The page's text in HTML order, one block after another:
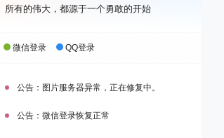
所有的伟大，都源于一个勇敢的开始
微信登录 QQ登录
公告： 图片服务器异常，正在修复中。
公告： 微信登录恢复正常